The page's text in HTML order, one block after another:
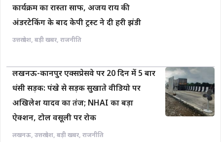
कार्यक्रम का रास्ता साफ, अजय राय की
अंडरटेकिंग के बाद केपी ट्रस्ट ने दी हरी झंडी
उत्तरप्रदेश, बड़ी खबर, राजनीति
लखनऊ-कानपुर एक्सप्रेसवे पर 20 दिन में 5 बार
धंसी सड़क: पंखे से सड़क सुखाते वीडियो पर
अखिलेश यादव का तंज; NHAI का बड़ा
ऐक्शन, टोल वसूली पर रोक
लखनऊ, उत्तरप्रदेश, बड़ी खबर, राजनीति